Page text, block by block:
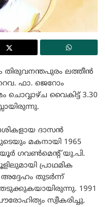
തിരുവനന്തപുരം ലത്തീൻ
ഫാ. ജെറോം
വൈകിട്ട് 3.30
ദാസൻ
മകനായി 1965
ഗവൺമെന്റ് യു.പി.
പ്രാഥമിക
അദ്ദേഹം തുടർന്ന്
1991
സ്വീകരിച്ചു.